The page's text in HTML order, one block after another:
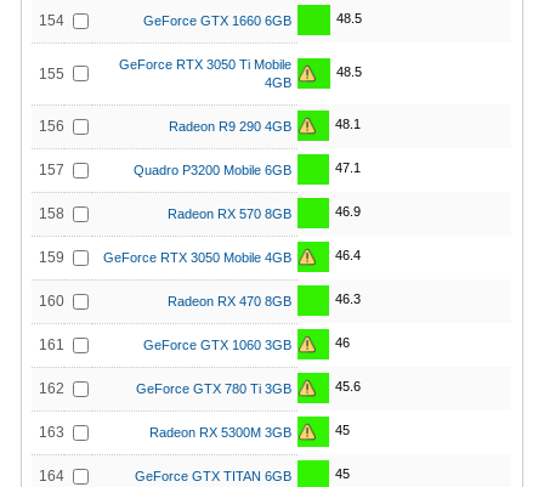
154 GeForce GTX 1660 6GB 48.5
155
GeForce RTX 3050 Ti Mobile
4GB
48.5
156 Radeon R9 290 4GB 48.1
157 Quadro P3200 Mobile 6GB 47.1
158 Radeon RX 570 8GB 46.9
159 GeForce RTX 3050 Mobile 4GB 46.4
160 Radeon RX 470 8GB 46.3
161 GeForce GTX 1060 3GB 46
162 GeForce GTX 780 Ti 3GB 45.6
163 Radeon RX 5300M 3GB 45
164 GeForce GTX TITAN 6GB 45